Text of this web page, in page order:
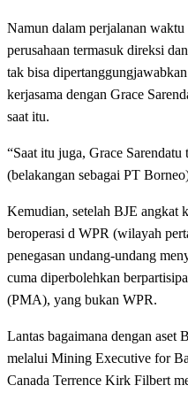
Namun dalam perjalanan
perusahaan termasuk direksi
tak bisa
kerjasama dengan Grace
saat itu.
“Saat itu juga, Grace
(belakangan sebagai PT
Kemudian, setelah BJE angkat
beroperasi d WPR (wilayah
penegasan undang-undang
cuma diperbolehkan
(PMA), yang bukan WPR.
Lantas bagaimana dengan aset
melalui Mining Executive for
Canada Terrence Kirk Filbert